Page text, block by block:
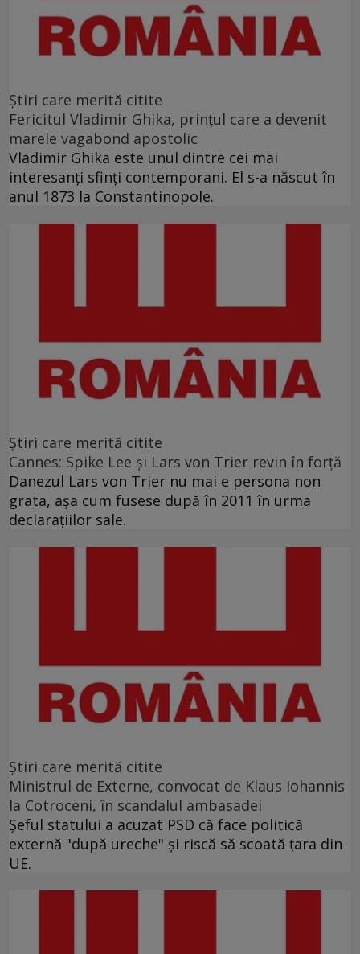
Ştiri care merită citite
Fericitul Vladimir Ghika, prințul care a devenit
marele vagabond apostolic
Vladimir Ghika este unul dintre cei mai
interesanți sfinți contemporani. El s-a născut în
anul 1873 la Constantinopole.
Ştiri care merită citite
Cannes: Spike Lee şi Lars von Trier revin în forţă
Danezul Lars von Trier nu mai e persona non
grata, aşa cum fusese după în 2011 în urma
declaraţiilor sale.
Ştiri care merită citite
Ministrul de Externe, convocat de Klaus Iohannis
la Cotroceni, în scandalul ambasadei
Şeful statului a acuzat PSD că face politică
externă "după ureche" şi riscă să scoată ţara din
UE.